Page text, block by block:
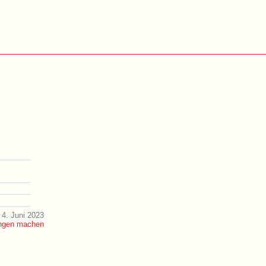
Juni 2023